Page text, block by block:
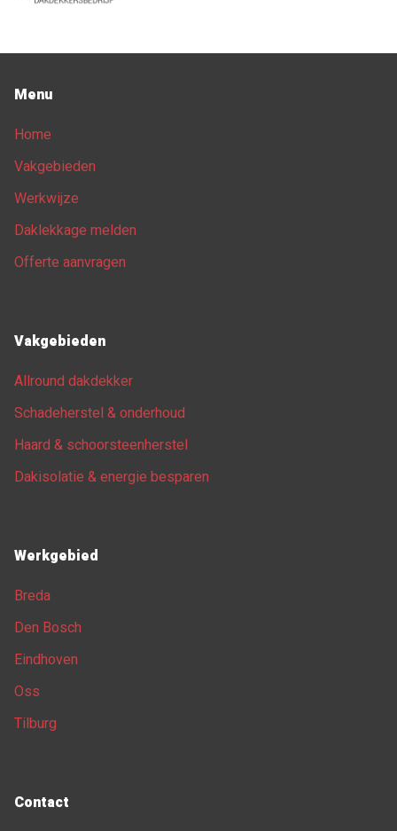
Menu
Home
Vakgebieden
Werkwijze
Daklekkage melden
Offerte aanvragen
Vakgebieden
Allround dakdekker
Schadeherstel & onderhoud
Haard & schoorsteenherstel
Dakisolatie & energie besparen
Werkgebied
Breda
Den Bosch
Eindhoven
Oss
Tilburg
Contact